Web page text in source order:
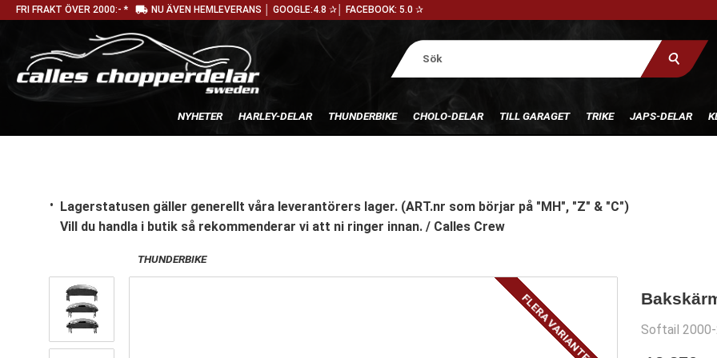
FRI FRAKT ÖVER 2000:- * local_shipping NU ÄVEN HEMLEVERANS │ GOOGLE:4.8 ✰│ FACEBOOK: 5.0 ✰
NYHETER HARLEY-DELAR THUNDERBIKE CHOLO-DELAR TILL GARAGET TRIKE JAPS-DELAR
Lagerstatusen gäller generellt våra leverantörers lager. (ART.nr som börjar på "MH", "Z" & "C")
Vill du handla i butik så rekommenderar vi att ni ringer innan. / Calles Crew
THUNDERBIKE
Softail
FLERA VARIANTER